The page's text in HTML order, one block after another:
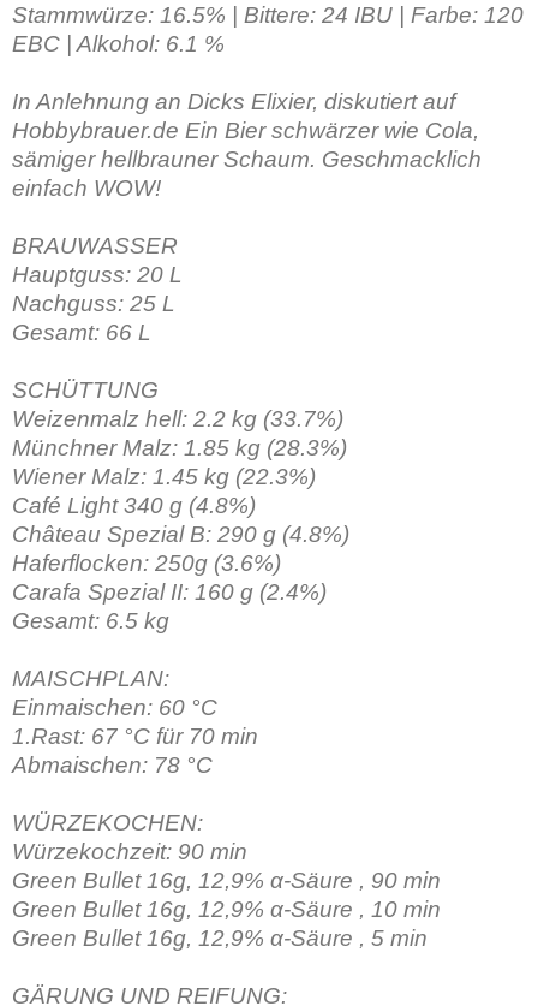
Stammwürze: 16.5% | Bittere: 24 IBU | Farbe: 120
EBC | Alkohol: 6.1 %
In Anlehnung an Dicks Elixier, diskutiert auf
Hobbybrauer.de Ein Bier schwärzer wie Cola,
sämiger hellbrauner Schaum. Geschmacklich
einfach WOW!
BRAUWASSER
Hauptguss: 20 L
Nachguss: 25 L
Gesamt: 66 L
SCHÜTTUNG
Weizenmalz hell: 2.2 kg (33.7%)
Münchner Malz: 1.85 kg (28.3%)
Wiener Malz: 1.45 kg (22.3%)
Café Light 340 g (4.8%)
Château Spezial B: 290 g (4.8%)
Haferflocken: 250g (3.6%)
Carafa Spezial II: 160 g (2.4%)
Gesamt: 6.5 kg
MAISCHPLAN:
Einmaischen: 60 °C
1.Rast: 67 °C für 70 min
Abmaischen: 78 °C
WÜRZEKOCHEN:
Würzekochzeit: 90 min
Green Bullet 16g, 12,9% α-Säure , 90 min
Green Bullet 16g, 12,9% α-Säure , 10 min
Green Bullet 16g, 12,9% α-Säure , 5 min
GÄRUNG UND REIFUNG: